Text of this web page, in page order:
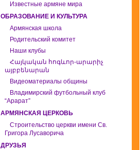
Известные армяне мира
ОБРАЗОВАНИЕ И КУЛЬТУРА
Армянская школа
Родительский комитет
Наши клубы
Հայկական հոգևոր-արարիչ
այբբենարան
Видеоматериалы общины
Владимирский футбольный клуб
“Арарат”
АРМЯНСКАЯ ЦЕРКОВЬ
Строительство церкви имени Св.
Григора Лусаворича
ДРУЗЬЯ